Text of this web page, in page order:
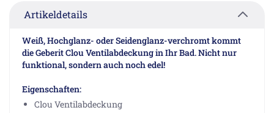
Artikeldetails
Weiß, Hochglanz- oder Seidenglanz-verchromt kommt
die Geberit Clou Ventilabdeckung in Ihr Bad. Nicht nur
funktional, sondern auch noch edel!
Eigenschaften:
Clou Ventilabdeckung